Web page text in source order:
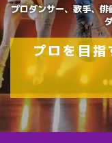
プロダンサー、歌手、
プロを目